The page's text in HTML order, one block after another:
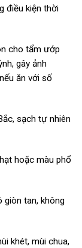
điều kiện thời
cho tẩm ướp
gây ảnh
ăn với số
sạch tự nhiên
hoặc màu phổ
giòn tan, không
khét, mùi chua,